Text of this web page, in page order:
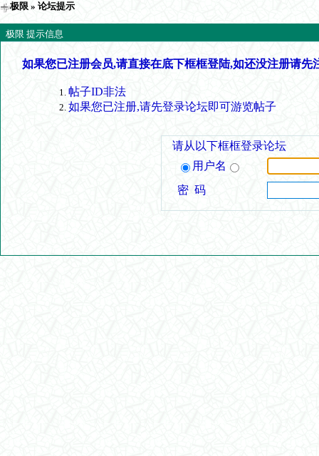
极限 » 论坛提示
极限 提示信息
如果您已注册会员,请直接在底下框框登陆,如还没注册请先
帖子ID非法
如果您已注册,请先登录论坛即可游览帖子
请从以下框框登录论坛
用户名
密 码